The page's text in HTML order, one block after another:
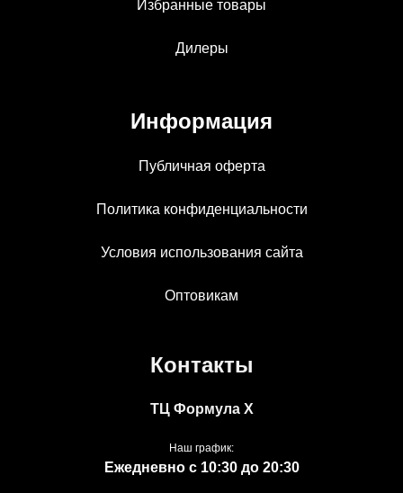
Избранные товары
Дилеры
Информация
Публичная оферта
Политика конфиденциальности
Условия использования сайта
Оптовикам
Контакты
ТЦ Формула Х
Наш график:
Ежедневно с 10:30 до 20:30